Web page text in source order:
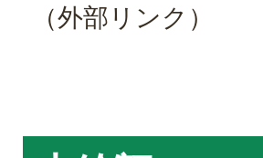
（外部リンク）